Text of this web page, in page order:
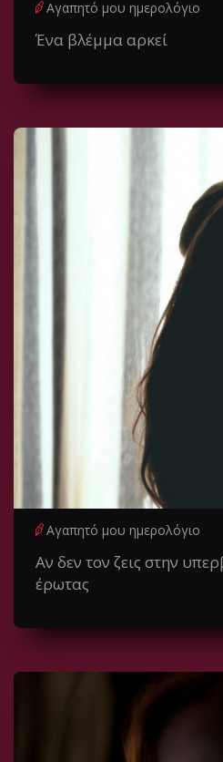
Αγαπητό μου ημερολόγιο
Ένα βλέμμα αρκεί
Αγαπητό μου ημερολόγιο
Αν δεν τον ζεις στην
έρωτας